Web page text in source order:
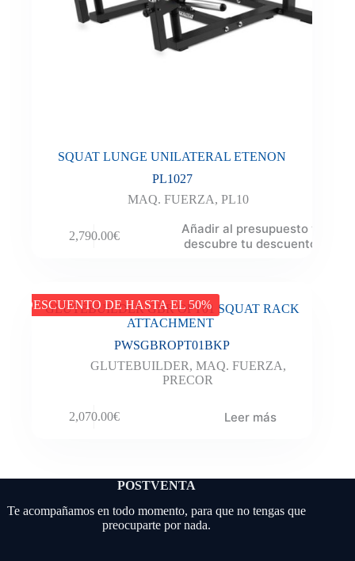
SQUAT LUNGE UNILATERAL ETENON
PL1027
MAQ. FUERZA, PL10
2,790.00€
Añadir al presupuesto y
descubre tu descuento
DESCUENTO DE HASTA EL 50%
GLUTEBUILDER GBR OPT01 SQUAT RACK
ATTACHMENT
PWSGBROPT01BKP
GLUTEBUILDER, MAQ. FUERZA,
PRECOR
2,070.00€ Leer más
POSTVENTA
Te acompañamos en todo momento, para que no tengas que
preocuparte por nada.